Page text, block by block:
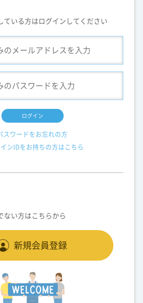
ている方はログインしてください
ログイン
スワードをお忘れの方
インIDをお持ちの方はこちら
ない方はこちらから
新規会員登録